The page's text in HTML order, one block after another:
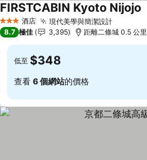
3 星級 酒店 現代美學與簡潔設計查看價格
FIRSTCABIN Kyoto Nijojo
8.7 極佳 3,395 距離二條城 0.5 公里
低至 $348
查看 6 個網站的價格